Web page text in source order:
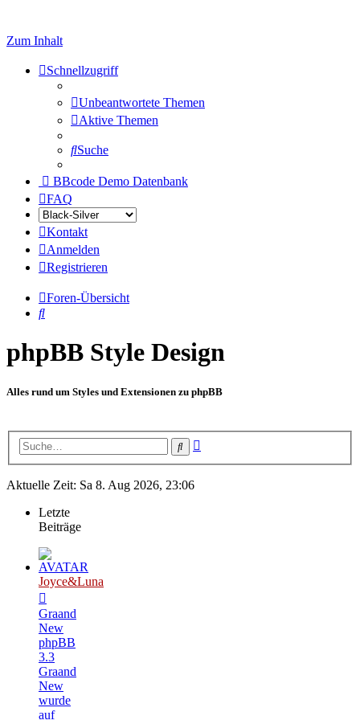
Zum Inhalt
Schnellzugriff
Unbeantwortete Themen
Aktive Themen
Suche
BBcode Demo Datenbank
FAQ
Kontakt
Anmelden
Registrieren
Foren-Übersicht
Suche
phpBB Style Design
Alles rund um Styles und Extensionen zu phpBB
Suche
Aktuelle Zeit: Sa 8. Aug 2026, 23:06
Letzte
Beiträge
Joyce&Luna
Graand
New
phpBB
3.3
Graand
New
wurde
auf